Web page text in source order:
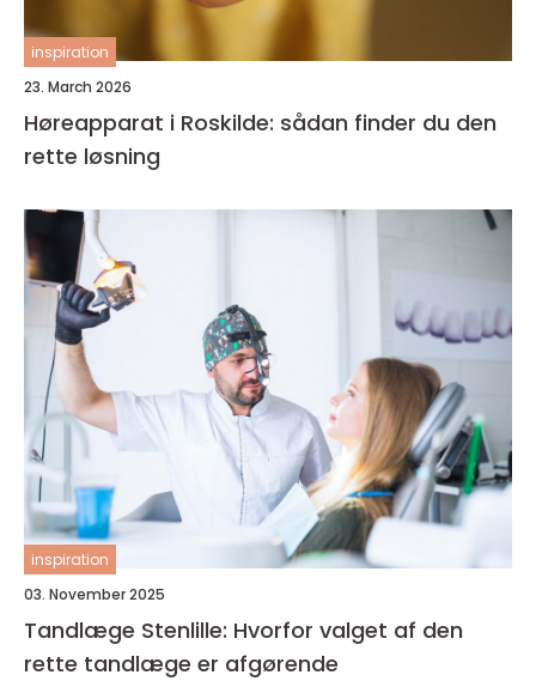
inspiration
23. March 2026
Høreapparat i Roskilde: sådan finder du den
rette løsning
inspiration
03. November 2025
Tandlæge Stenlille: Hvorfor valget af den
rette tandlæge er afgørende